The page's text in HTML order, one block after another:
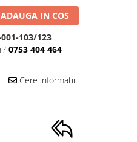
ADAUGA IN COS
103/123
0753 404 464
Cere informatii